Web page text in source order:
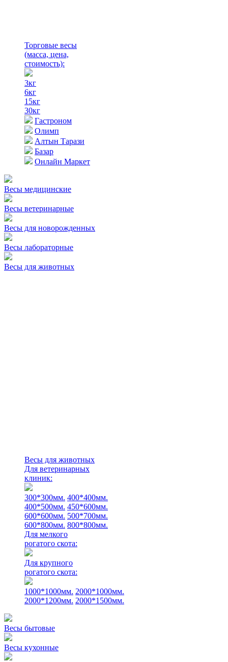
Торговые весы
(масса, цена,
стоимость):
3кг
6кг
15кг
30кг
Гастроном
Олимп
Алтын Тарази
Базар
Онлайн Маркет
Весы медицинские
Весы ветеринарные
Весы для новорожденных
Весы лабораторные
Весы для животных
Весы для животных
Для ветеринарных
клиник:
300*300мм. 400*400мм.
400*500мм. 450*600мм.
600*600мм. 500*700мм.
600*800мм. 800*800мм.
Для мелкого
рогатого скота:
Для крупного
рогатого скота:
1000*1000мм. 2000*1000мм.
2000*1200мм. 2000*1500мм.
Весы бытовые
Весы кухонные